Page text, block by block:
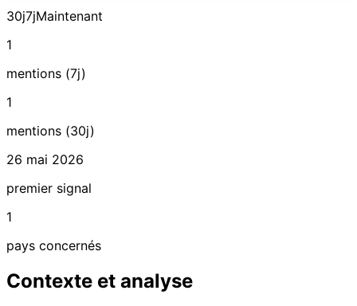
30j7jMaintenant
1
mentions (7j)
1
mentions (30j)
26 mai 2026
premier signal
1
pays concernés
Contexte et analyse